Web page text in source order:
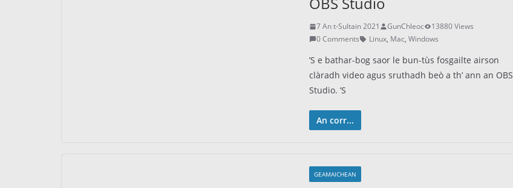
7 An t-Sultain 2021 GunChleoc
13880 Views
0 Comments
Linux, Mac, Windows
’S e bathar-bog saor le bun-tùs fosgailte airson
clàradh video agus sruthadh beò a th’ ann an OBS
Studio. ’S
An corr...
GEAMAICHEAN